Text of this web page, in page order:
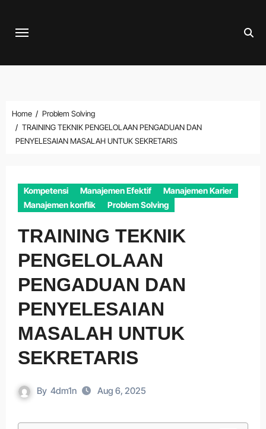
Home
Problem Solving
TRAINING TEKNIK PENGELOLAAN PENGADUAN DAN
PENYELESAIAN MASALAH UNTUK SEKRETARIS
Kompetensi Manajemen Efektif
Manajemen Karier
Manajemen konflik
Problem Solving
TRAINING TEKNIK
PENGELOLAAN
PENGADUAN DAN
PENYELESAIAN
MASALAH UNTUK
SEKRETARIS
By 4dm1n Aug 6, 2025